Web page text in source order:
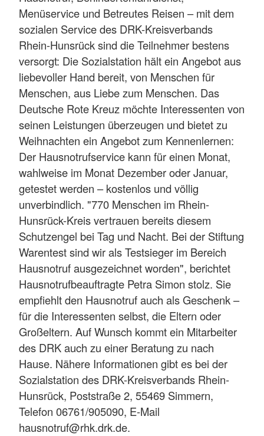
Menüservice und Betreutes Reisen – mit dem
sozialen Service des DRK-Kreisverbands
Rhein-Hunsrück sind die Teilnehmer bestens
versorgt: Die Sozialstation hält ein Angebot aus
liebevoller Hand bereit, von Menschen für
Menschen, aus Liebe zum Menschen. Das
Deutsche Rote Kreuz möchte Interessenten von
seinen Leistungen überzeugen und bietet zu
Weihnachten ein Angebot zum Kennenlernen:
Der Hausnotrufservice kann für einen Monat,
wahlweise im Monat Dezember oder Januar,
getestet werden – kostenlos und völlig
unverbindlich. "770 Menschen im Rhein-
Hunsrück-Kreis vertrauen bereits diesem
Schutzengel bei Tag und Nacht. Bei der Stiftung
Warentest sind wir als Testsieger im Bereich
Hausnotruf ausgezeichnet worden", berichtet
Hausnotrufbeauftragte Petra Simon stolz. Sie
empfiehlt den Hausnotruf auch als Geschenk –
für die Interessenten selbst, die Eltern oder
Großeltern. Auf Wunsch kommt ein Mitarbeiter
des DRK auch zu einer Beratung zu nach
Hause. Nähere Informationen gibt es bei der
Sozialstation des DRK-Kreisverbands Rhein-
Hunsrück, Poststraße 2, 55469 Simmern,
Telefon 06761/905090, E-Mail
hausnotruf@rhk.drk.de.